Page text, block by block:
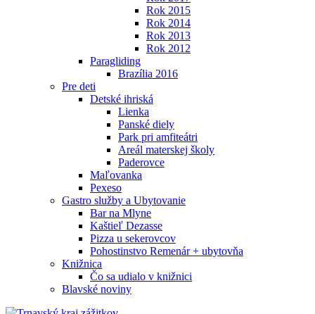
Rok 2015
Rok 2014
Rok 2013
Rok 2012
Paragliding
Brazília 2016
Pre deti
Detské ihriská
Lienka
Panské diely
Park pri amfiteátri
Areál materskej školy
Paderovce
Maľovanka
Pexeso
Gastro služby a Ubytovanie
Bar na Mlyne
Kaštieľ Dezasse
Pizza u sekerovcov
Pohostinstvo Remenár + ubytovňa
Knižnica
Čo sa udialo v knižnici
Blavské noviny